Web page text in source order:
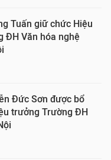
Tuấn giữ chức Hiệu
ĐH Văn hóa nghệ
Đức Sơn được bổ
trưởng Trường ĐH